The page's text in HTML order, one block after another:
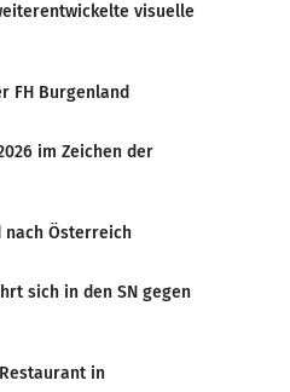
visuelle
FH Burgenland
im Zeichen der
nach Österreich
sich in den SN gegen
in